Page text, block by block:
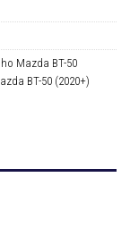
Mazda BT-50
BT-50 (2020+)